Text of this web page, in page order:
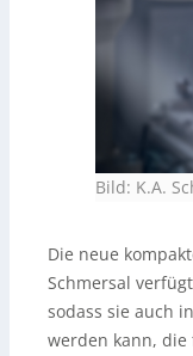
Bild: K.A.
Die neue
Schmersal
sodass sie auch
werden kann,